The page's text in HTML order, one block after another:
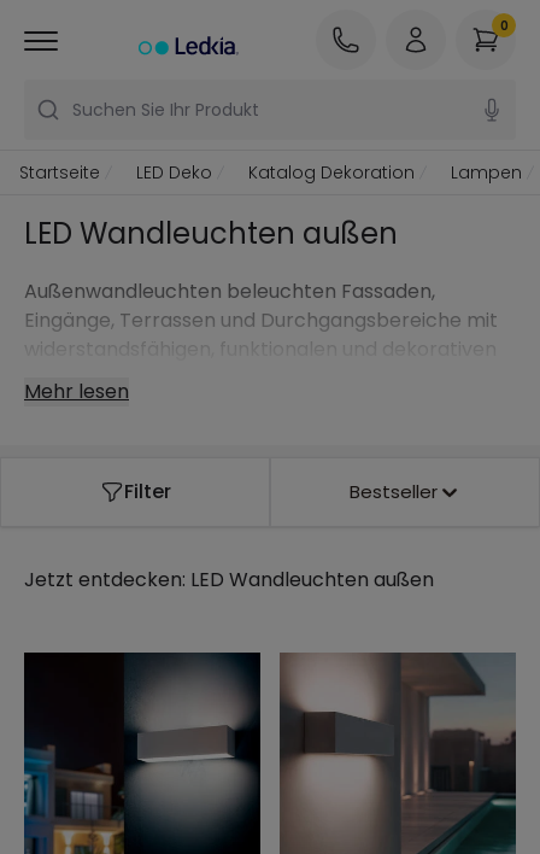
Suchen Sie Ihr Produkt
0
Startseite LED Deko Katalog Dekoration Lampen
LED Wandleuchten außen
Außenwandleuchten beleuchten Fassaden,
Eingänge, Terrassen und Durchgangsbereiche mit
widerstandsfähigen, funktionalen und dekorativen
Lösungen, die für die Witterung geeignet sind.
Mehr lesen
Filter Bestseller
Jetzt entdecken: LED Wandleuchten außen